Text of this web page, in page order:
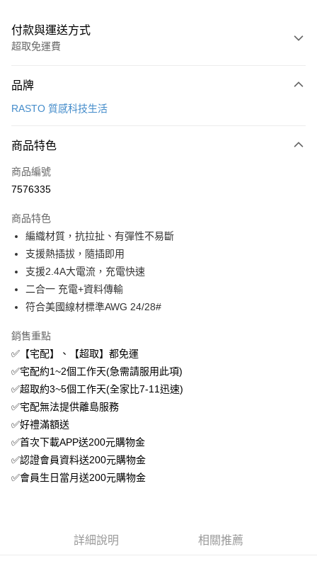
付款與運送方式
超取免運費
信用卡一次付款
Apple Pay
街口支付
ATM付款
運送方式
付款後全家取貨
免運費
免運費
付款後7-11取貨
免運費
宅配
免運費
品牌
RASTO 質感科技生活
商品特色
商品編號
7576335
商品特色
編織材質，抗拉扯、有彈性不易斷
支援熱插拔，隨插即用
支援2.4A大電流，充電快速
二合一 充電+資料傳輸
符合美國線材標準AWG 24/28#
銷售重點
✅【宅配】、【超取】都免運
✅宅配約1~2個工作天(急需請服用此項)
✅超取約3~5個工作天(全家比7-11迅速)
✅宅配無法提供離島服務
✅好禮滿額送
✅首次下載APP送200元購物金
✅認證會員資料送200元購物金
✅會員生日當月送200元購物金
詳細說明 相關推薦